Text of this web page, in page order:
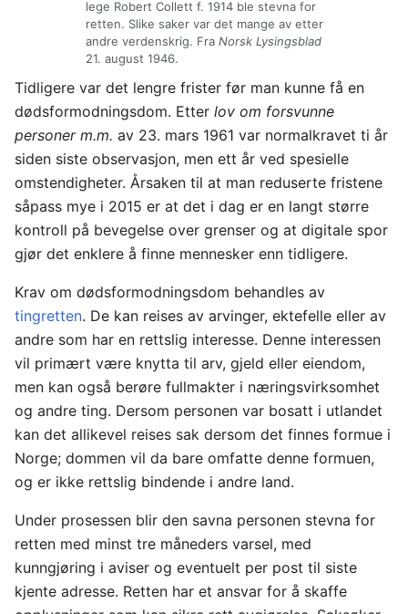
lege Robert Collett f. 1914 ble stevna for
retten. Slike saker var det mange av etter
andre verdenskrig. Fra Norsk Lysingsblad
21. august 1946.
Tidligere var det lengre frister før man kunne få en
dødsformodningsdom. Etter lov om forsvunne
personer m.m. av 23. mars 1961 var normalkravet ti år
siden siste observasjon, men ett år ved spesielle
omstendigheter. Årsaken til at man reduserte fristene
såpass mye i 2015 er at det i dag er en langt større
kontroll på bevegelse over grenser og at digitale spor
gjør det enklere å finne mennesker enn tidligere.
Krav om dødsformodningsdom behandles av
tingretten. De kan reises av arvinger, ektefelle eller av
andre som har en rettslig interesse. Denne interessen
vil primært være knytta til arv, gjeld eller eiendom,
men kan også berøre fullmakter i næringsvirksomhet
og andre ting. Dersom personen var bosatt i utlandet
kan det allikevel reises sak dersom det finnes formue i
Norge; dommen vil da bare omfatte denne formuen,
og er ikke rettslig bindende i andre land.
Under prosessen blir den savna personen stevna for
retten med minst tre måneders varsel, med
kunngjøring i aviser og eventuelt per post til siste
kjente adresse. Retten har et ansvar for å skaffe